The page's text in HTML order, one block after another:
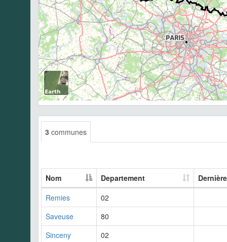
3 communes
Nom Departement
Remies
02
Saveuse
80
Sinceny
02